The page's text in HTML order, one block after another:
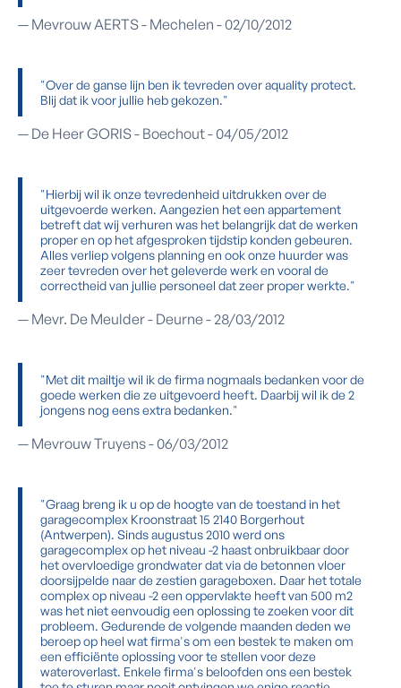
— Mevrouw AERTS - Mechelen - 02/10/2012
"Over de ganse lijn ben ik tevreden over aquality protect.
Blij dat ik voor jullie heb gekozen."
— De Heer GORIS - Boechout - 04/05/2012
"Hierbij wil ik onze tevredenheid uitdrukken over de
uitgevoerde werken. Aangezien het een appartement
betreft dat wij verhuren was het belangrijk dat de werken
proper en op het afgesproken tijdstip konden gebeuren.
Alles verliep volgens planning en ook onze huurder was
zeer tevreden over het geleverde werk en vooral de
correctheid van jullie personeel dat zeer proper werkte."
— Mevr. De Meulder - Deurne - 28/03/2012
"Met dit mailtje wil ik de firma nogmaals bedanken voor de
goede werken die ze uitgevoerd heeft. Daarbij wil ik de 2
jongens nog eens extra bedanken."
— Mevrouw Truyens - 06/03/2012
"Graag breng ik u op de hoogte van de toestand in het
garagecomplex Kroonstraat 15 2140 Borgerhout
(Antwerpen). Sinds augustus 2010 werd ons
garagecomplex op het niveau -2 haast onbruikbaar door
het overvloedige grondwater dat via de betonnen vloer
doorsijpelde naar de zestien garageboxen. Daar het totale
complex op niveau -2 een oppervlakte heeft van 500 m2
was het niet eenvoudig een oplossing te zoeken voor dit
probleem. Gedurende de volgende maanden deden we
beroep op heel wat firma's om een bestek te maken om
een efficiënte oplossing voor te stellen voor deze
wateroverlast. Enkele firma's beloofden ons een bestek